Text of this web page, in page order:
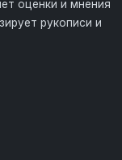
оценки и мнения
рукописи и